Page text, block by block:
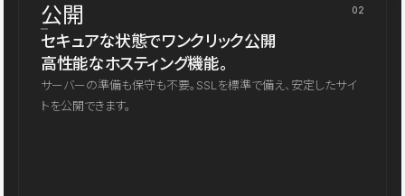
公開 02
セキュアな状態でワンクリック公開
高性能なホスティング機能。
サーバーの準備も保守も不要。SSLを標準で備え、安定したサイ
トを公開できます。